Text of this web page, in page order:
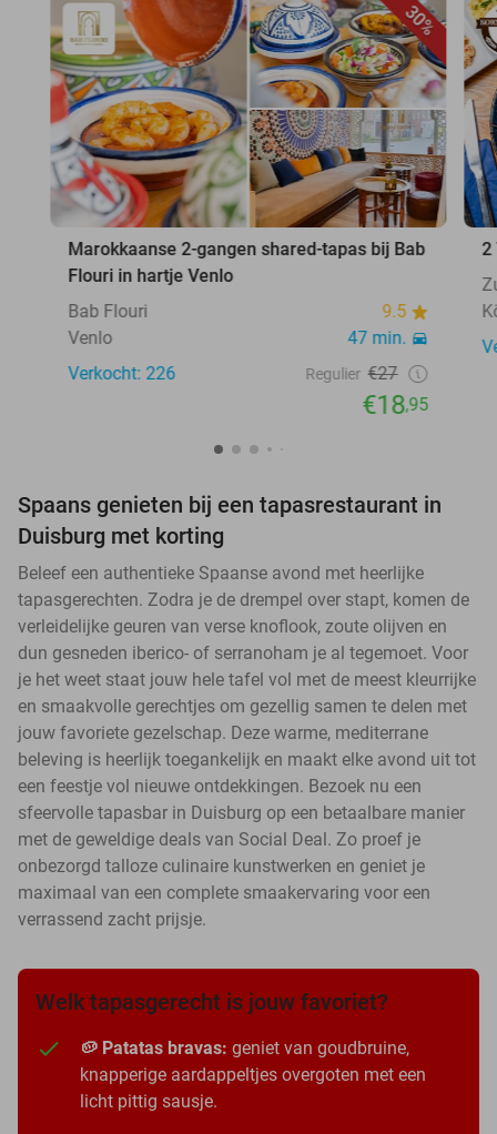
30%
Marokkaanse 2-gangen shared-tapas bij Bab
Flouri in hartje Venlo
Bab Flouri
9.5
Venlo
47 min.
Verkocht: 226
Regulier €27
€18,95
2
Spaans genieten bij een tapasrestaurant in
Duisburg met korting
Beleef een authentieke Spaanse avond met heerlijke
tapasgerechten. Zodra je de drempel over stapt, komen de
verleidelijke geuren van verse knoflook, zoute olijven en
dun gesneden iberico- of serranoham je al tegemoet. Voor
je het weet staat jouw hele tafel vol met de meest kleurrijke
en smaakvolle gerechtjes om gezellig samen te delen met
jouw favoriete gezelschap. Deze warme, mediterrane
beleving is heerlijk toegankelijk en maakt elke avond uit tot
een feestje vol nieuwe ontdekkingen. Bezoek nu een
sfeervolle tapasbar in Duisburg op een betaalbare manier
met de geweldige deals van Social Deal. Zo proef je
onbezorgd talloze culinaire kunstwerken en geniet je
maximaal van een complete smaakervaring voor een
verrassend zacht prijsje.
Welk tapasgerecht is jouw favoriet?
🥔 Patatas bravas: geniet van goudbruine,
knapperige aardappeltjes overgoten met een
licht pittig sausje.